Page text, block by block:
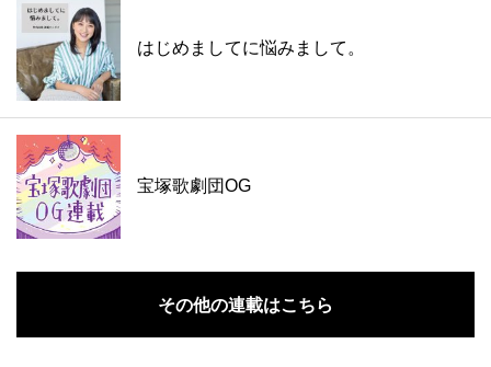
はじめましてに悩みまして。
宝塚歌劇団OG
その他の連載はこちら